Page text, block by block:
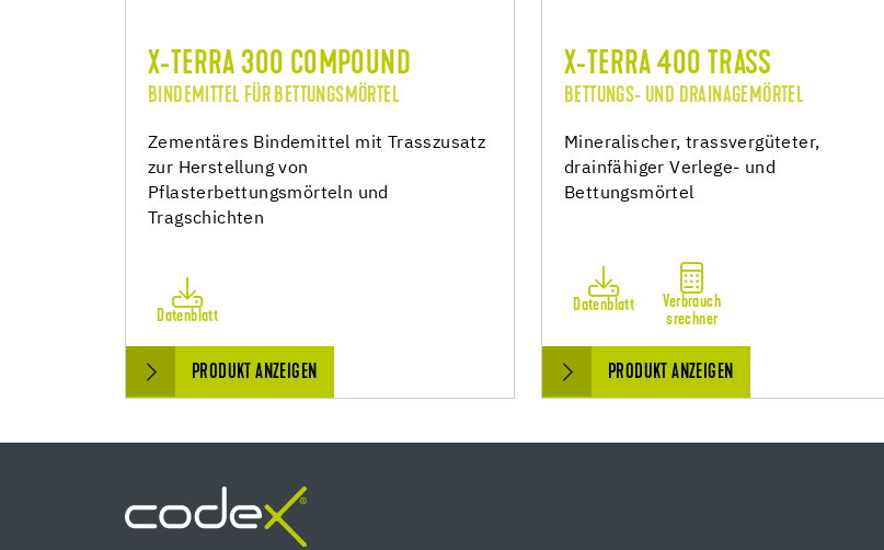
X-TERRA 300 COMPOUND
BINDEMITTEL FÜR BETTUNGSMÖRTEL
Zementäres Bindemittel mit Trasszusatz
zur Herstellung von
Pflasterbettungsmörteln und
Tragschichten
Datenblatt
PRODUKT ANZEIGEN
X-TERRA 400 TRASS
BETTUNGS- UND DRAINAGEMÖRTEL
Mineralischer, trassvergüteter,
drainfähiger Verlege- und
Bettungsmörtel
Datenblatt
Verbrauch
srechner
PRODUKT ANZEIGEN